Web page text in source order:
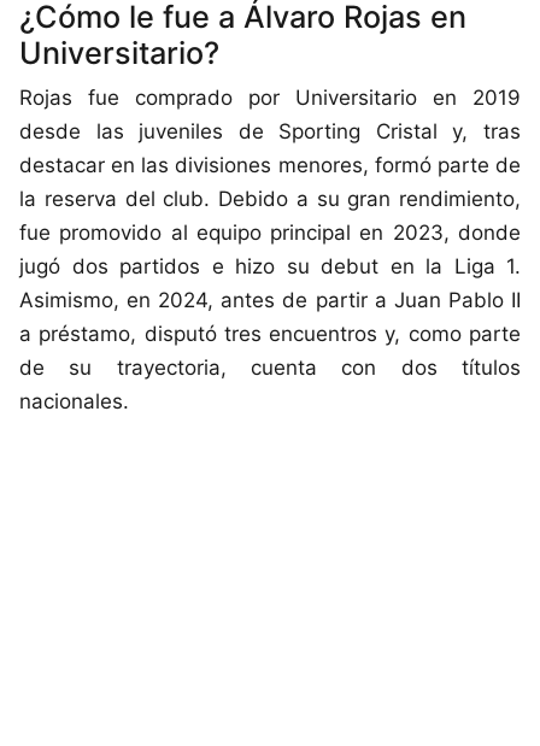
¿Cómo le fue a Álvaro Rojas en
Universitario?
Rojas fue comprado por Universitario en 2019
desde las juveniles de Sporting Cristal y, tras
destacar en las divisiones menores, formó parte de
la reserva del club. Debido a su gran rendimiento,
fue promovido al equipo principal en 2023, donde
jugó dos partidos e hizo su debut en la Liga 1.
Asimismo, en 2024, antes de partir a Juan Pablo II
a préstamo, disputó tres encuentros y, como parte
de su trayectoria, cuenta con dos títulos
nacionales.